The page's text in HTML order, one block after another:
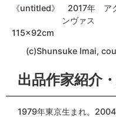
《untitled》 2017年 ア
ンヴァス
(c)Shunsuke Imai,
出品作家紹介
1979年東京生まれ。